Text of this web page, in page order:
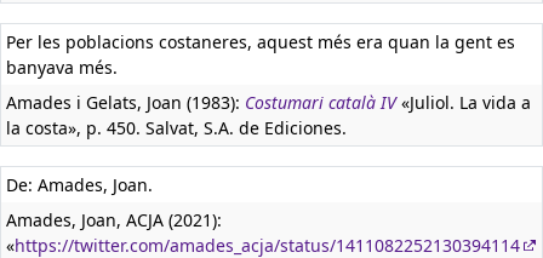
Per les poblacions costaneres, aquest més era quan la gent es
banyava més.
Amades i Gelats, Joan (1983): Costumari català IV«Juliol. La vida a
la costa», p. 450. Salvat, S.A. de Ediciones.
De: Amades, Joan.
Amades, Joan, ACJA (2021):
«https://twitter.com/amades_acja/status/1411082252130394114